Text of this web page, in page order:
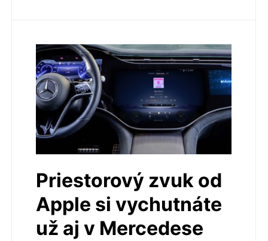
Priestorový zvuk od
Apple si vychutnáte
už aj v Mercedese